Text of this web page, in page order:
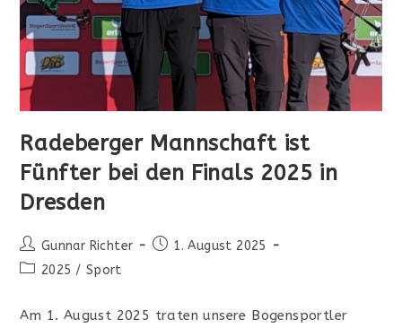
Radeberger Mannschaft ist
Fünfter bei den Finals 2025 in
Dresden
Beitrags-
Autor:
Gunnar Richter
Beitrag1. August 2025
Beitrags-
2025 / Sport
Am 1. August 2025 traten unsere Bogensportler